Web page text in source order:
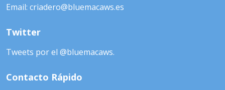
Email: criadero@bluemacaws.es
Twitter
Tweets por el @bluemacaws.
Contacto Rápido